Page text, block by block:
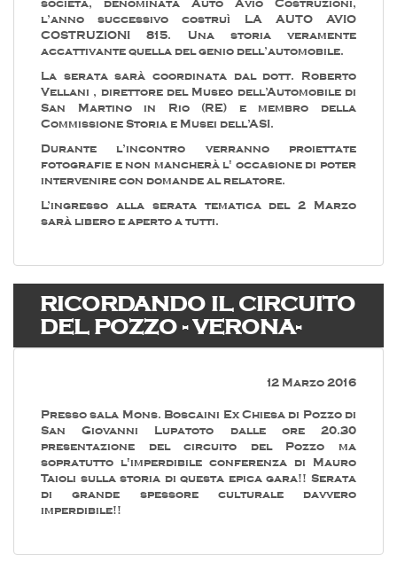
società, denominata Auto Avio Costruzioni,
l’anno successivo costruì LA AUTO AVIO
COSTRUZIONI 815. Una storia veramente
accattivante quella del genio dell’automobile.
La serata sarà coordinata dal dott. Roberto
Vellani , direttore del Museo dell’Automobile di
San Martino in Rio (RE) e membro della
Commissione Storia e Musei dell’ASI.
Durante l’incontro verranno proiettate
fotografie e non mancherà l' occasione di poter
intervenire con domande al relatore.
L’ingresso alla serata tematica del 2 Marzo
sarà libero e aperto a tutti.
RICORDANDO IL CIRCUITO
DEL POZZO - VERONA-
12 Marzo 2016
Presso sala Mons. Boscaini Ex Chiesa di Pozzo di
San Giovanni Lupatoto dalle ore 20.30
presentazione del circuito del Pozzo ma
sopratutto l'imperdibile conferenza di Mauro
Taioli sulla storia di questa epica gara!! Serata
di grande spessore culturale davvero
imperdibile!!